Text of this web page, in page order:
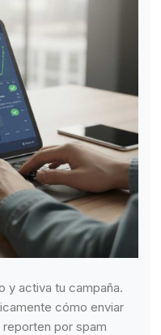
y activa tu campaña.
cómo enviar
por spam